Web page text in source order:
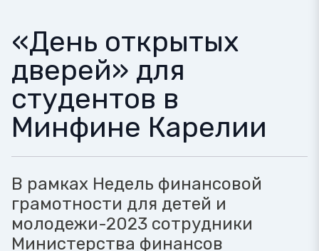
«День открытых
дверей» для
студентов в
Минфине Карелии
В рамках Недель финансовой
грамотности для детей и
молодежи-2023 сотрудники
Министерства финансов